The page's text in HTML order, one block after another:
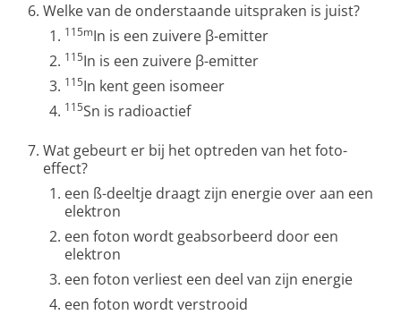
Welke van de onderstaande uitspraken is juist?
115mIn is een zuivere β-emitter
115In is een zuivere β-emitter
115In kent geen isomeer
115Sn is radioactief
Wat gebeurt er bij het optreden van het foto-
effect?
een ß-deeltje draagt zijn energie over aan een
elektron
een foton wordt geabsorbeerd door een
elektron
een foton verliest een deel van zijn energie
een foton wordt verstrooid